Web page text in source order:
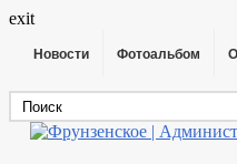
exit
Новости Фотоальбом